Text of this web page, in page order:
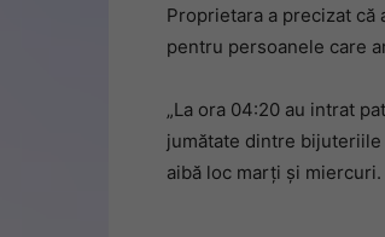
Proprietara a precizat
pentru persoanele care
„La ora 04:20 au intrat
jumătate dintre
aibă loc marți și miercuri.